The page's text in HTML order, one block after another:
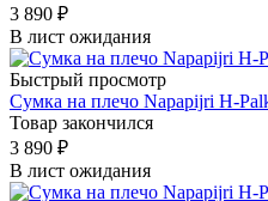
3 890 ₽
В лист ожидания
Быстрый просмотр
Сумка на плечо Napapijri H-
Товар закончился
3 890 ₽
В лист ожидания